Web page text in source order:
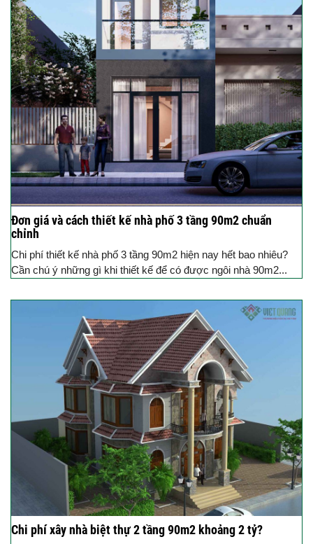
Đơn giá và cách thiết kế nhà phố 3 tầng 90m2 chuẩn
chỉnh
Chi phí thiết kế nhà phố 3 tầng 90m2 hiện nay hết bao nhiêu?
Cần chú ý những gì khi thiết kế để có được ngôi nhà 90m2...
Chi phí xây nhà biệt thự 2 tầng 90m2 khoảng 2 tỷ?